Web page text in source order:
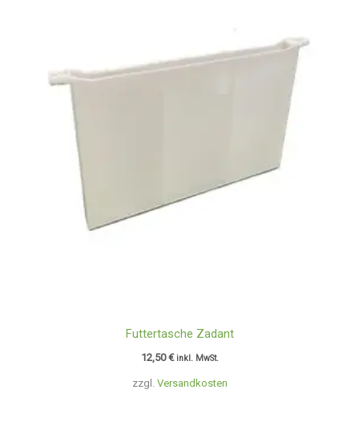
zzgl. Versandkosten
Futtertasche Zadant
12,50€ inkl. MwSt.